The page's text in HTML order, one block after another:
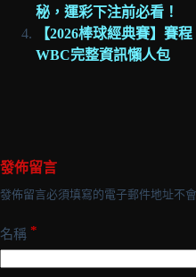
秘，運彩下注前必看！
【2026棒球經典賽】賽
WBC完整資訊懶人包
發佈留言
發佈留言必須填寫的電子郵件地址不
名稱 *